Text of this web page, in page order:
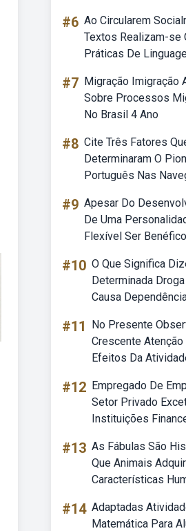
#6 Ao Circularem
Textos Realizam-se
Práticas De
#7 Migração Imigração
Sobre Processos
No Brasil 4 Ano
#8 Cite Três Fatores
Determinaram O
Português Nas
#9 Apesar Do
De Uma
Flexível Ser Benéfico
#10 O Que Significa
Determinada
Causa
#11
No Presente
Crescente Atenção
Efeitos Da
#12 Empregado De
Setor Privado
Instituições
#13 As Fábulas São
Que Animais
Características
#14 Adaptadas
Matemática Para